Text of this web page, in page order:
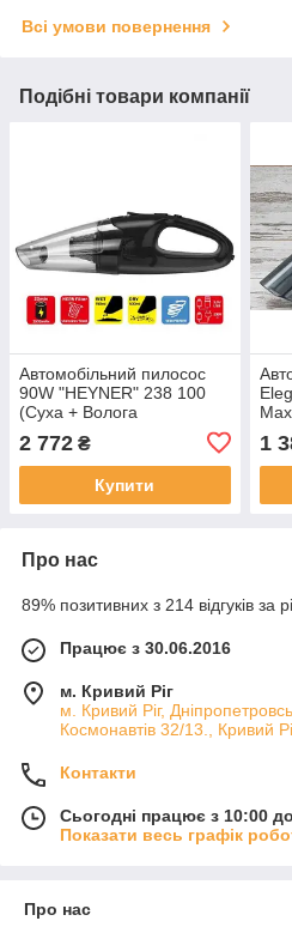
Всі умови повернення
Подібні товари компанії
Автомобільний пилосос
90W "HEYNER" 238 100
(Суха + Волога
2500mA+ LED-підсвітка)
2 772 ₴
Купити
1
Про нас
89% позитивних з 214 відгуків за
Працює з 30.06.2016
м. Кривий Ріг
м. Кривий Ріг,
Космонавтів 32/13., Кривий
Контакти
Сьогодні працює з 10:00
Показати весь графік
Про нас